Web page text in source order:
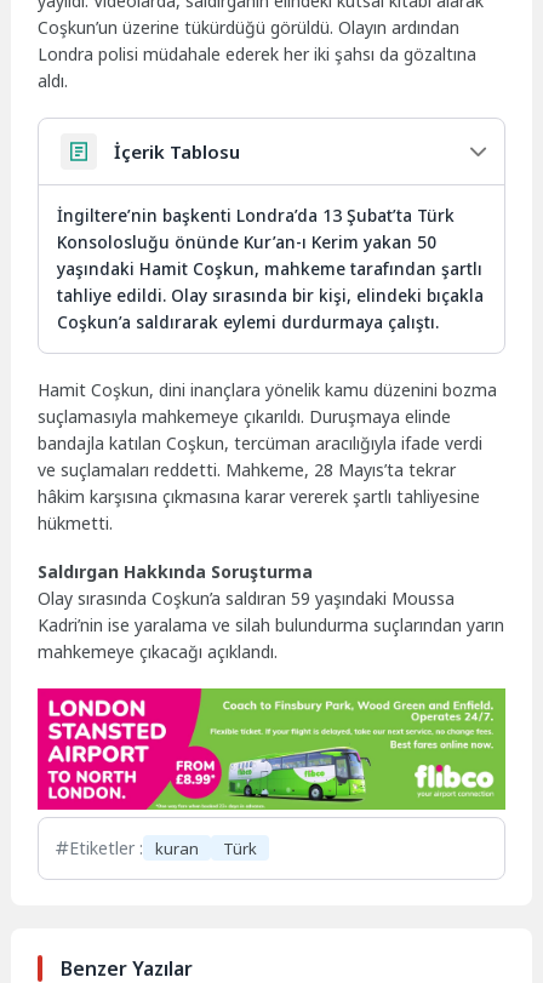
Coşkun’un üzerine tükürdüğü görüldü. Olayın ardından
Londra polisi müdahale ederek her iki şahsı da gözaltına
aldı.
İçerik Tablosu
İngiltere’nin başkenti Londra’da 13 Şubat’ta Türk
Konsolosluğu önünde Kur’an-ı Kerim yakan 50
yaşındaki Hamit Coşkun, mahkeme tarafından şartlı
tahliye edildi. Olay sırasında bir kişi, elindeki bıçakla
Coşkun’a saldırarak eylemi durdurmaya çalıştı.
Hamit Coşkun, dini inançlara yönelik kamu düzenini bozma
suçlamasıyla mahkemeye çıkarıldı. Duruşmaya elinde
bandajla katılan Coşkun, tercüman aracılığıyla ifade verdi
ve suçlamaları reddetti. Mahkeme, 28 Mayıs’ta tekrar
hâkim karşısına çıkmasına karar vererek şartlı tahliyesine
hükmetti.
Saldırgan Hakkında Soruşturma
Olay sırasında Coşkun’a saldıran 59 yaşındaki Moussa
Kadri’nin ise yaralama ve silah bulundurma suçlarından yarın
mahkemeye çıkacağı açıklandı.
Etiketler : kuran Türk
Benzer Yazılar